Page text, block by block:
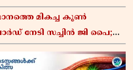
മികച്ച കൂൺ
നേടി സച്ചിൻ ജി പൈ;